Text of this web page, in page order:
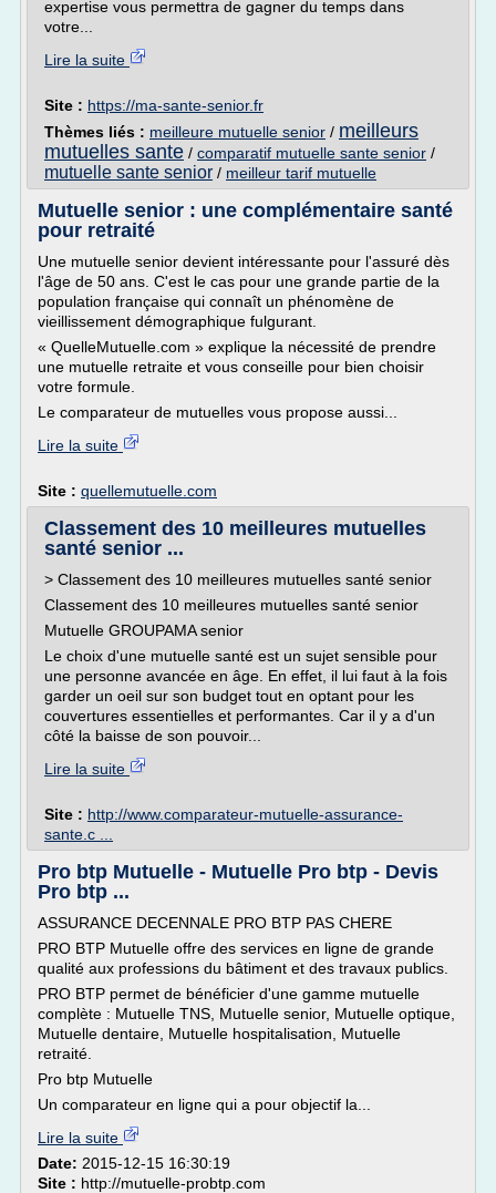
expertise vous permettra de gagner du temps dans
votre...
Lire la suite
Site : https://ma-sante-senior.fr
Thèmes liés : meilleure mutuelle senior / meilleurs
mutuelles sante / comparatif mutuelle sante senior /
mutuelle sante senior / meilleur tarif mutuelle
Mutuelle senior : une complémentaire santé
pour retraité
Une mutuelle senior devient intéressante pour l'assuré dès
l'âge de 50 ans. C'est le cas pour une grande partie de la
population française qui connaît un phénomène de
vieillissement démographique fulgurant.
« QuelleMutuelle.com » explique la nécessité de prendre
une mutuelle retraite et vous conseille pour bien choisir
votre formule.
Le comparateur de mutuelles vous propose aussi...
Lire la suite
Site : quellemutuelle.com
Classement des 10 meilleures mutuelles
santé senior ...
> Classement des 10 meilleures mutuelles santé senior
Classement des 10 meilleures mutuelles santé senior
Mutuelle GROUPAMA senior
Le choix d'une mutuelle santé est un sujet sensible pour
une personne avancée en âge. En effet, il lui faut à la fois
garder un oeil sur son budget tout en optant pour les
couvertures essentielles et performantes. Car il y a d'un
côté la baisse de son pouvoir...
Lire la suite
Site : http://www.comparateur-mutuelle-assurance-
sante.c ...
Pro btp Mutuelle - Mutuelle Pro btp - Devis
Pro btp ...
ASSURANCE DECENNALE PRO BTP PAS CHERE
PRO BTP Mutuelle offre des services en ligne de grande
qualité aux professions du bâtiment et des travaux publics.
PRO BTP permet de bénéficier d'une gamme mutuelle
complète : Mutuelle TNS, Mutuelle senior, Mutuelle optique,
Mutuelle dentaire, Mutuelle hospitalisation, Mutuelle
retraité.
Pro btp Mutuelle
Un comparateur en ligne qui a pour objectif la...
Lire la suite
Date: 2015-12-15 16:30:19
Site : http://mutuelle-probtp.com